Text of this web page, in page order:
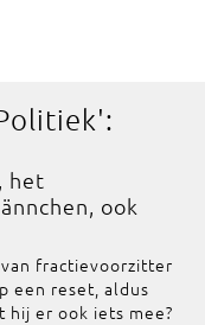
':
het
ook
fractievoorzitter
een reset, aldus
hij er ook iets mee?